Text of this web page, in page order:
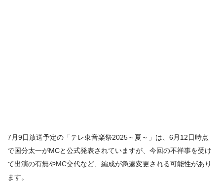
7月9日放送予定の「テレ東音楽祭2025～夏～」は、6月12日時点
で国分太一がMCと公式発表されていますが、今回の不祥事を受け
て出演の有無やMC交代など、編成が急遽変更される可能性があり
ます。